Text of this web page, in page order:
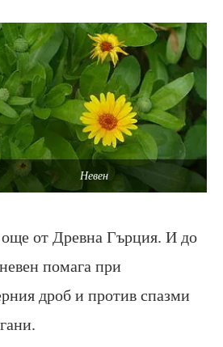
Невен
още от Древна Гърция. И до
помага при
дроб и против спазми